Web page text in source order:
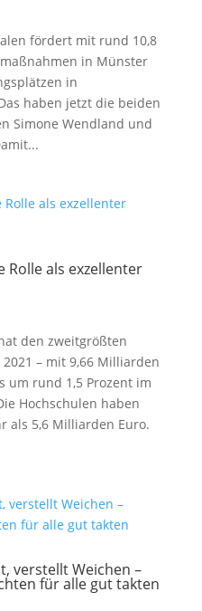
fördert mit rund 10,8
in Münster
in
haben jetzt die beiden
Simone Wendland und
Rolle als exzellenter
den zweitgrößten
– mit 9,66 Milliarden
um rund 1,5 Prozent im
Hochschulen haben
als 5,6 Milliarden Euro.
verstellt Weichen –
für alle gut takten